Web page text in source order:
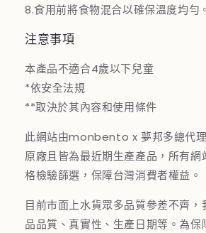
8.食用前將食物混合以確保溫度均勻。
注意事項
本產品不適合4歲以下兒童
*依安全法規
**取決於其內容和使用條件
此網站由monbento x 夢邦多總代
原廠且皆為最近期生產產品，所有
格檢驗篩選，保障台灣消費者權益。
目前市面上水貨眾多品質參差不齊
品品質、真實性、生產日期等。為保